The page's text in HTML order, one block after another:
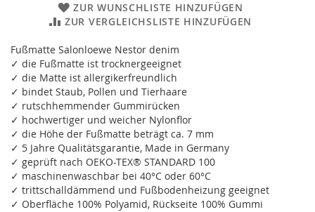
ZUR WUNSCHLISTE HINZUFÜGEN
ZUR VERGLEICHSLISTE HINZUFÜGEN
Fußmatte Salonloewe Nestor denim
✓ die Fußmatte ist trocknergeeignet
✓ die Matte ist allergikerfreundlich
✓ bindet Staub, Pollen und Tierhaare
✓ rutschhemmender Gummirücken
✓ hochwertiger und weicher Nylonflor
✓ die Höhe der Fußmatte beträgt ca. 7 mm
✓ 5 Jahre Qualitätsgarantie, Made in Germany
✓ geprüft nach OEKO-TEX® STANDARD 100
✓ maschinenwaschbar bei 40°C oder 60°C
✓ trittschalldämmend und Fußbodenheizung geeignet
✓ Oberfläche 100% Polyamid, Rückseite 100% Gummi